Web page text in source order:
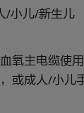
/小儿/新生儿
氧主电缆使
或成人/小儿